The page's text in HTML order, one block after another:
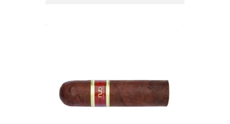
Ringmass: 66
Länge: 10.2
mittelkräftig bis kräftig